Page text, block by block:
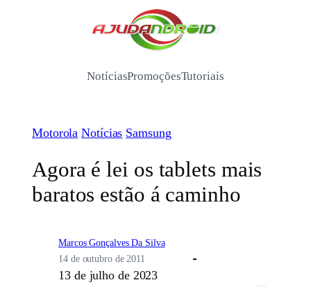
/
NotíciasPromoçõesTutoriais
Motorola Notícias Samsung
Agora é lei os tablets mais
baratos estão á caminho
Marcos Gonçalves Da Silva
14 de outubro de 2011
13 de julho de 2023